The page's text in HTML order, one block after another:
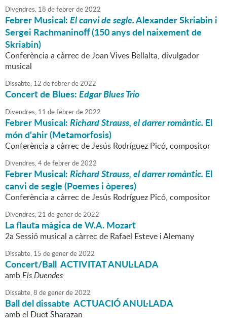
Divendres, 18 defebrerde2022
Febrer Musical:El canvi de segle.Alexander Skriabin i
Sergei Rachmaninoff (150 anys del naixement de
Skriabin)
Conferència a càrrec de Joan Vives Bellalta, divulgador
musical
Dissabte, 12 defebrerde2022
Concert de Blues:Edgar Blues Trio
Divendres, 11 defebrerde2022
Febrer Musical:Richard Strauss, el darrer romàntic. El
món d'ahir (Metamorfosis)
Conferència a càrrec de Jesús Rodríguez Picó, compositor
Divendres,4defebrerde2022
Febrer Musical:Richard Strauss, el darrer romàntic. El
canvi de segle (Poemes i òperes)
Conferència a càrrec de Jesús Rodríguez Picó, compositor
Divendres,21 degenerde2022
La flauta màgica de W.A. Mozart
2a Sessió musical a càrrec de Rafael Esteve i Alemany
Dissabte, 15 degenerde2022
Concert/Ball ACTIVITAT ANUL·LADA
ambEls Duendes
Dissabte,8 degenerde2022
Ball del dissabte ACTUACIÓ ANUL·LADA
amb el Duet Sharazan